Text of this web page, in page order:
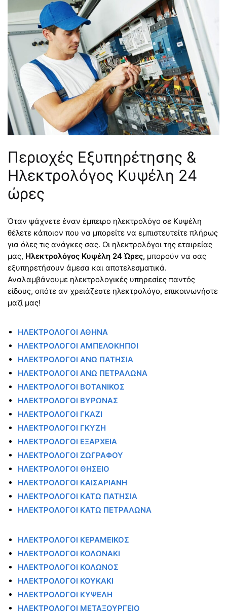
Περιοχές Εξυπηρέτησης &
Ηλεκτρολόγος Κυψέλη 24
ώρες
Όταν ψάχνετε έναν έμπειρο ηλεκτρολόγο σε Κυψέλη
θέλετε κάποιον που να μπορείτε να εμπιστευτείτε πλήρως
για όλες τις ανάγκες σας. Οι ηλεκτρολόγοι της εταιρείας
μας, Ηλεκτρολόγος Κυψέλη 24 Ώρες, μπορούν να σας
εξυπηρετήσουν άμεσα και αποτελεσματικά.
Αναλαμβάνουμε ηλεκτρολογικές υπηρεσίες παντός
είδους, οπότε αν χρειάζεστε ηλεκτρολόγο, επικοινωνήστε
μαζί μας!
ΗΛΕΚΤΡΟΛΟΓΟΙ ΑΘΗΝΑ
ΗΛΕΚΤΡΟΛΟΓΟΙ ΑΜΠΕΛΟΚΗΠΟΙ
ΗΛΕΚΤΡΟΛΟΓΟΙ ΑΝΩ ΠΑΤΗΣΙΑ
ΗΛΕΚΤΡΟΛΟΓΟΙ ΑΝΩ ΠΕΤΡΑΛΩΝΑ
ΗΛΕΚΤΡΟΛΟΓΟΙ ΒΟΤΑΝΙΚΟΣ
ΗΛΕΚΤΡΟΛΟΓΟΙ ΒΥΡΩΝΑΣ
ΗΛΕΚΤΡΟΛΟΓΟΙ ΓΚΑΖΙ
ΗΛΕΚΤΡΟΛΟΓΟΙ ΓΚΥΖΗ
ΗΛΕΚΤΡΟΛΟΓΟΙ ΕΞΑΡΧΕΙΑ
ΗΛΕΚΤΡΟΛΟΓΟΙ ΖΩΓΡΑΦΟΥ
ΗΛΕΚΤΡΟΛΟΓΟΙ ΘΗΣΕΙΟ
ΗΛΕΚΤΡΟΛΟΓΟΙ ΚΑΙΣΑΡΙΑΝΗ
ΗΛΕΚΤΡΟΛΟΓΟΙ ΚΑΤΩ ΠΑΤΗΣΙΑ
ΗΛΕΚΤΡΟΛΟΓΟΙ ΚΑΤΩ ΠΕΤΡΑΛΩΝΑ
ΗΛΕΚΤΡΟΛΟΓΟΙ ΚΕΡΑΜΕΙΚΟΣ
ΗΛΕΚΤΡΟΛΟΓΟΙ ΚΟΛΩΝΑΚΙ
ΗΛΕΚΤΡΟΛΟΓΟΙ ΚΟΛΩΝΟΣ
ΗΛΕΚΤΡΟΛΟΓΟΙ ΚΟΥΚΑΚΙ
ΗΛΕΚΤΡΟΛΟΓΟΙ ΚΥΨΕΛΗ
ΗΛΕΚΤΡΟΛΟΓΟΙ ΜΕΤΑΞΟΥΡΓΕΙΟ